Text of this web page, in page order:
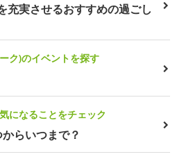
充実させるおすすめの過ごし
ク)のイベントを探す
になることをチェック
らいつまで？